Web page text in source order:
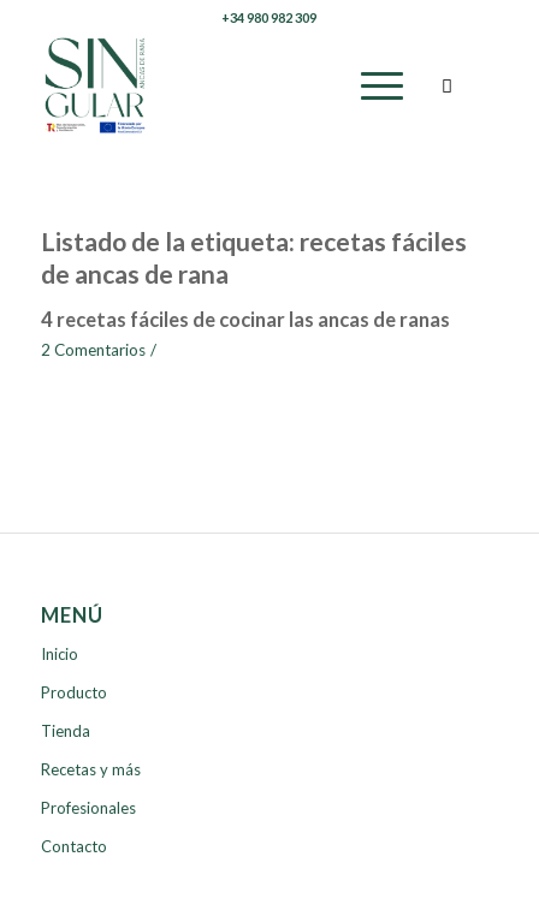
+34 980 982 309
Listado de la etiqueta: recetas fáciles
de ancas de rana
4 recetas fáciles de cocinar las ancas de ranas
2 Comentarios /
MENÚ
Inicio
Producto
Tienda
Recetas y más
Profesionales
Contacto